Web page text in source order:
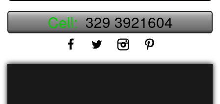
Cell:329 3921604